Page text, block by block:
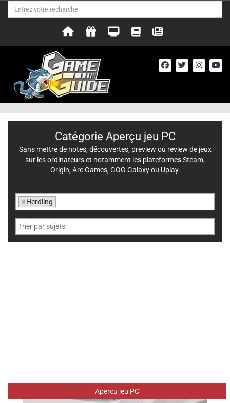
Aperçu jeu PC
Catégorie Aperçu jeu PC
Sans mettre de notes, découvertes, preview ou review de jeux
sur les ordinateurs et notamment les plateformes Steam,
Origin, Arc Games, GOG Galaxy ou Uplay.
×Herdling